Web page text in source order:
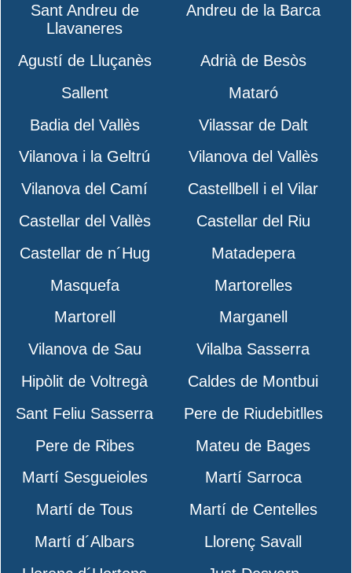
Sant Andreu de
Llavaneres
Andreu de la Barca
Agustí de Lluçanès
Adrià de Besòs
Sallent
Mataró
Badia del Vallès
Vilassar de Dalt
Vilanova i la Geltrú
Vilanova del Vallès
Vilanova del Camí
Castellbell i el Vilar
Castellar del Vallès
Castellar del Riu
Castellar de n´Hug
Matadepera
Masquefa
Martorelles
Martorell
Marganell
Vilanova de Sau
Vilalba Sasserra
Hipòlit de Voltregà
Caldes de Montbui
Sant Feliu Sasserra
Pere de Riudebitlles
Pere de Ribes
Mateu de Bages
Martí Sesgueioles
Martí Sarroca
Martí de Tous
Martí de Centelles
Martí d´Albars
Llorenç Savall